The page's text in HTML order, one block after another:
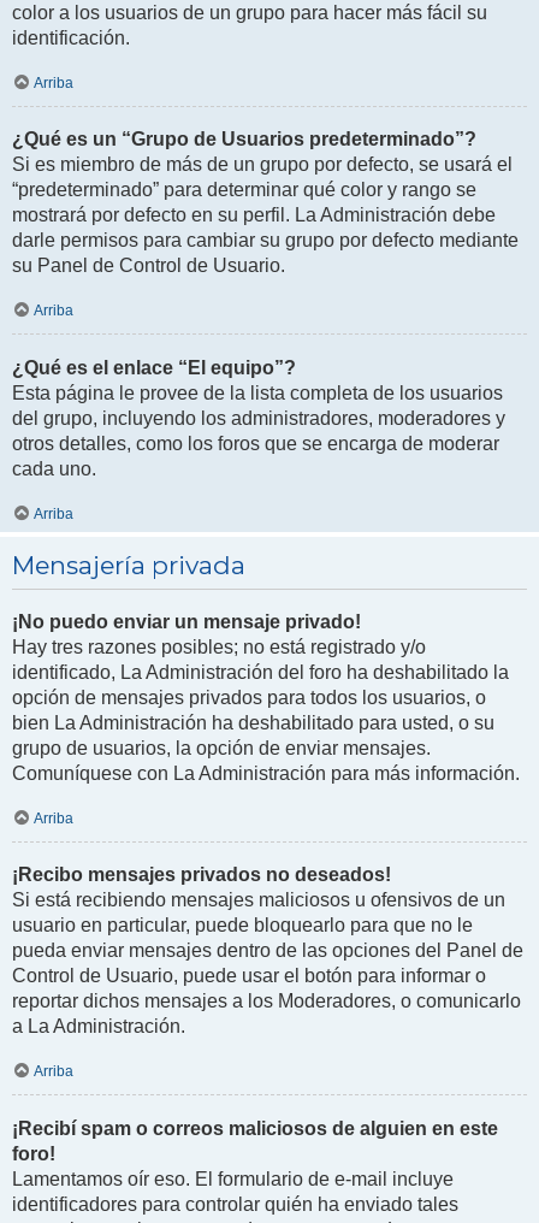
color a los usuarios de un grupo para hacer más fácil su
identificación.
Arriba
¿Qué es un “Grupo de Usuarios predeterminado”?
Si es miembro de más de un grupo por defecto, se usará el
“predeterminado” para determinar qué color y rango se
mostrará por defecto en su perfil. La Administración debe
darle permisos para cambiar su grupo por defecto mediante
su Panel de Control de Usuario.
Arriba
¿Qué es el enlace “El equipo”?
Esta página le provee de la lista completa de los usuarios
del grupo, incluyendo los administradores, moderadores y
otros detalles, como los foros que se encarga de moderar
cada uno.
Arriba
Mensajería privada
¡No puedo enviar un mensaje privado!
Hay tres razones posibles; no está registrado y/o
identificado, La Administración del foro ha deshabilitado la
opción de mensajes privados para todos los usuarios, o
bien La Administración ha deshabilitado para usted, o su
grupo de usuarios, la opción de enviar mensajes.
Comuníquese con La Administración para más información.
Arriba
¡Recibo mensajes privados no deseados!
Si está recibiendo mensajes maliciosos u ofensivos de un
usuario en particular, puede bloquearlo para que no le
pueda enviar mensajes dentro de las opciones del Panel de
Control de Usuario, puede usar el botón para informar o
reportar dichos mensajes a los Moderadores, o comunicarlo
a La Administración.
Arriba
¡Recibí spam o correos maliciosos de alguien en este
foro!
Lamentamos oír eso. El formulario de e-mail incluye
identificadores para controlar quién ha enviado tales